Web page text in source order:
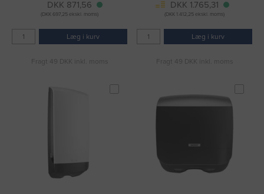
DKK 871,56
(DKK 697,25 ekskl. moms)
Læg i kurv
Fragt 49 DKK inkl. moms
DKK 1.765,31
(DKK 1.412,25 ekskl. moms)
Læg i kurv
Fragt 49 DKK inkl. moms